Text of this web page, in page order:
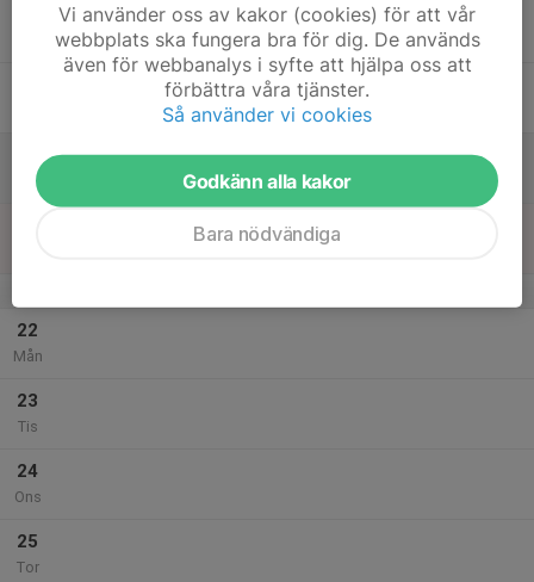
Lör
Träning; Wresfit (OBS! Starttid 18:30)
22
Mån
23
Tis
24
Ons
25
Tor
Vi använder oss av kakor (cookies) för att vår
webbplats ska fungera bra för dig. De används
även för webbanalys i syfte att hjälpa oss att
förbättra våra tjänster.
Så använder vi cookies
Godkänn alla kakor
Bara nödvändiga